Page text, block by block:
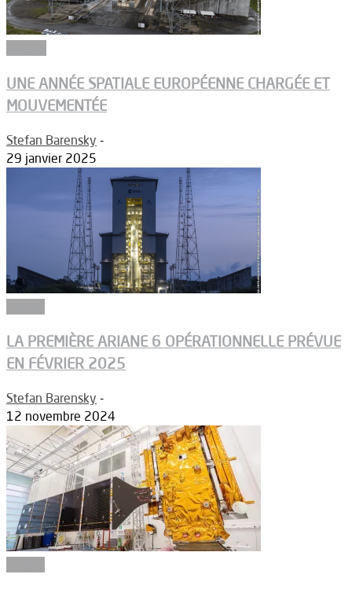
UNE ANNÉE SPATIALE EUROPÉENNE CHARGÉE ET
MOUVEMENTÉE
Stefan Barensky -
29 janvier 2025
LA PREMIÈRE ARIANE 6 OPÉRATIONNELLE PRÉVUE
EN FÉVRIER 2025
Stefan Barensky -
12 novembre 2024